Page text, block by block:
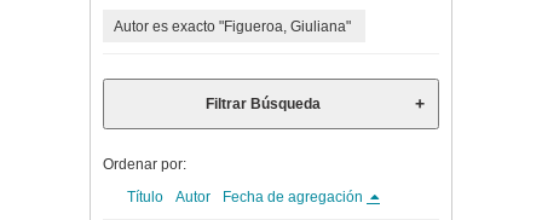
Autor es exacto "Figueroa, Giuliana"
Filtrar Búsqueda
Ordenar por:
Título
Autor Fecha de agregación